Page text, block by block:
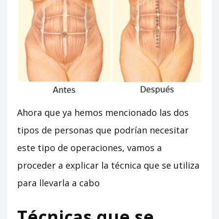
Ahora que ya hemos mencionado las dos
tipos de personas que podrían necesitar
este tipo de operaciones, vamos a
proceder a explicar la técnica que se utiliza
para llevarla a cabo